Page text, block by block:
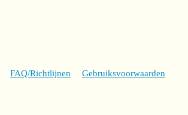
FAQ/Richtlijnen Gebruiksvoorwaarden